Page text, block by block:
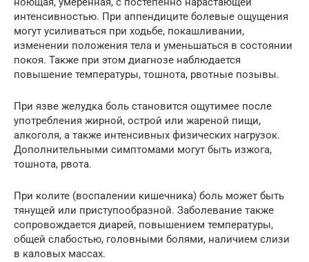
интенсивностью. При аппендиците болевые ощущения
могут усиливаться при ходьбе, покашливании,
изменении положения тела и уменьшаться в состоянии
покоя. Также при этом диагнозе наблюдается
повышение температуры, тошнота, рвотные позывы.
При язве желудка боль становится ощутимее после
употребления жирной, острой или жареной пищи,
алкоголя, а также интенсивных физических нагрузок.
Дополнительными симптомами могут быть изжога,
тошнота, рвота.
При колите (воспалении кишечника) боль может быть
тянущей или приступообразной. Заболевание также
сопровождается диарей, повышением температуры,
общей слабостью, головными болями, наличием слизи
в каловых массах.